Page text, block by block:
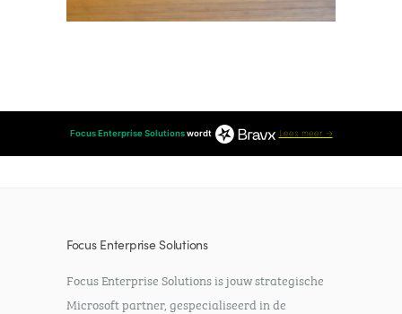
Focus Enterprise Solutions wordt Lees meer →
Focus Enterprise Solutions
Focus Enterprise Solutions is jouw strategische
Microsoft partner, gespecialiseerd in de